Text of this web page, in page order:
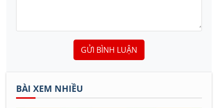
GỬI BÌNH LUẬN
BÀI XEM NHIỀU